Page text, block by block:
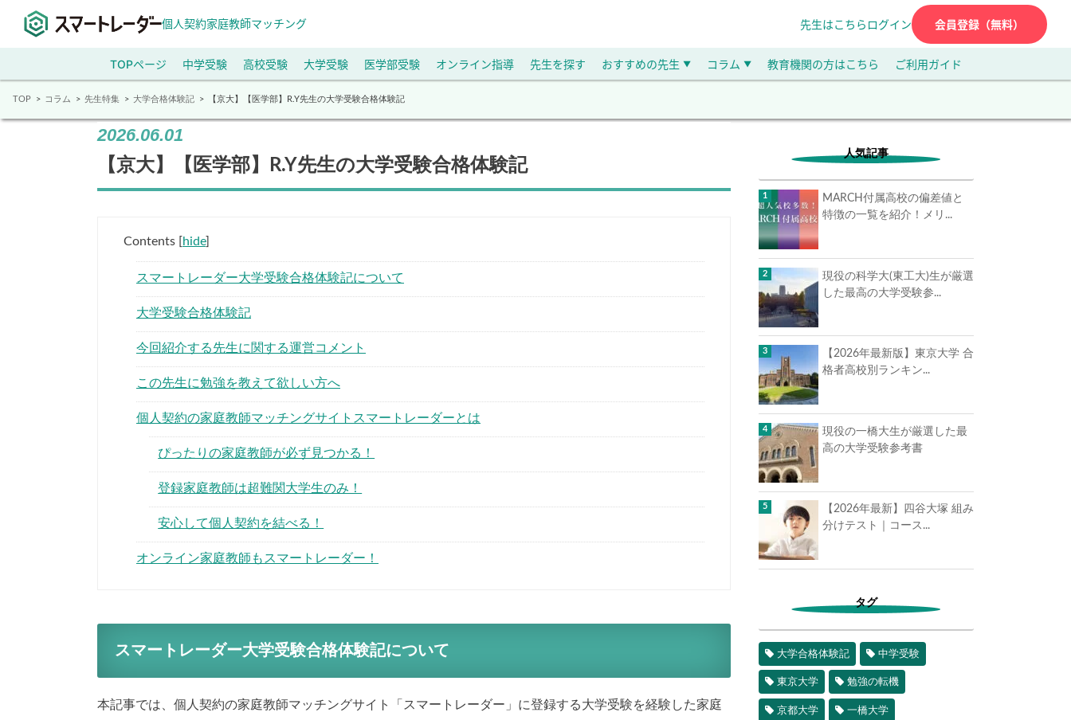
個人契約家庭教師マッチング 先生はこちら ログイン 会員登録（無料）
TOPページ 中学受験 高校受験 大学受験 医学部受験 オンライン指導 先生を探す おすすめの先生 ▼ コラム ▼ 教育機関の方はこちら ご利用ガイド
TOP コラム 先生特集 大学合格体験記 【京大】【医学部】R.Y先生の大学受験合格体験記
2026.06.01
【京大】【医学部】R.Y先生の大学受験合格体験記
Contents [hide]
スマートレーダー大学受験合格体験記について
大学受験合格体験記
今回紹介する先生に関する運営コメント
この先生に勉強を教えて欲しい方へ
個人契約の家庭教師マッチングサイトスマートレーダーとは
ぴったりの家庭教師が必ず見つかる！
登録家庭教師は超難関大学生のみ！
安心して個人契約を結べる！
オンライン家庭教師もスマートレーダー！
スマートレーダー大学受験合格体験記について
本記事では、個人契約の家庭教師マッチングサイト「スマートレーダー」に登録する大学受験を経験した家庭
人気記事
MARCH付属高校の偏差値と
特徴の一覧を紹介！メリ...
現役の科学大(東工大)生が厳選
した最高の大学受験参...
【2026年最新版】東京大学 合
格者高校別ランキン...
現役の一橋大生が厳選した最
高の大学受験参考書
【2026年最新】四谷大塚 組み
分けテスト｜コース...
タグ
大学合格体験記 中学受験
東京大学 勉強の転機
京都大学 一橋大学